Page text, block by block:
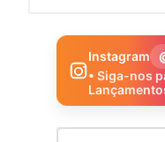
Instagram
• Siga-nos